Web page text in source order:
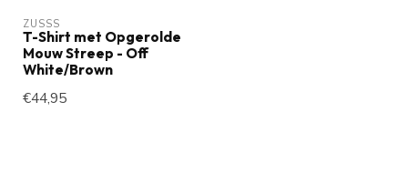
ZUSSS
T-Shirt met Opgerolde
Mouw Streep - Off
White/Brown
€44,95